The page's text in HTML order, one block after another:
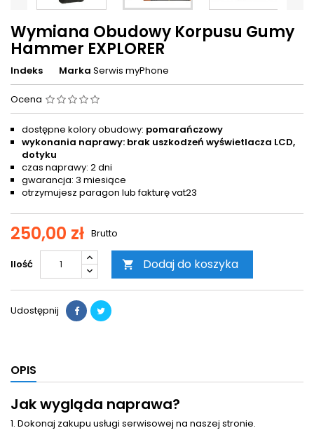
Wymiana Obudowy Korpusu Gumy
Hammer EXPLORER
Indeks Marka Serwis myPhone
Ocena
dostępne kolory obudowy: pomarańczowy
wykonania naprawy: brak uszkodzeń wyświetlacza LCD,
dotyku
czas naprawy: 2 dni
gwarancja: 3 miesiące
otrzymujesz paragon lub fakturę vat23
250,00 zł Brutto
Ilość  Dodaj do koszyka
Udostępnij
OPIS
Jak wygląda naprawa?
1. Dokonaj zakupu usługi serwisowej na naszej stronie.